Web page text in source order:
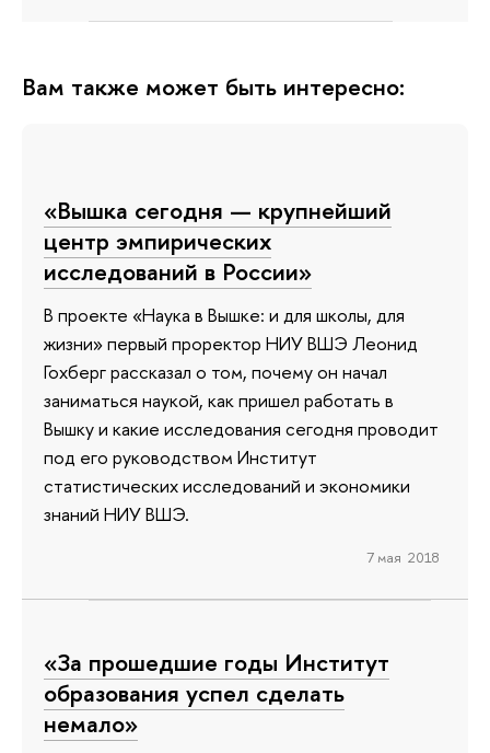
Вам также может быть интересно:
«Вышка сегодня — крупнейший
центр эмпирических
исследований в России»
В проекте «Наука в Вышке: и для школы, для
жизни» первый проректор НИУ ВШЭ Леонид
Гохберг рассказал о том, почему он начал
заниматься наукой, как пришел работать в
Вышку и какие исследования сегодня проводит
под его руководством Институт
статистических исследований и экономики
знаний НИУ ВШЭ.
7 мая 2018
«За прошедшие годы Институт
образования успел сделать
немало»